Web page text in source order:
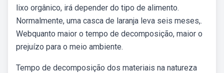
lixo orgânico, irá depender do tipo de alimento.
Normalmente, uma casca de laranja leva seis meses,.
Webquanto maior o tempo de decomposição, maior o
prejuízo para o meio ambiente.
Tempo de decomposição dos materiais na natureza